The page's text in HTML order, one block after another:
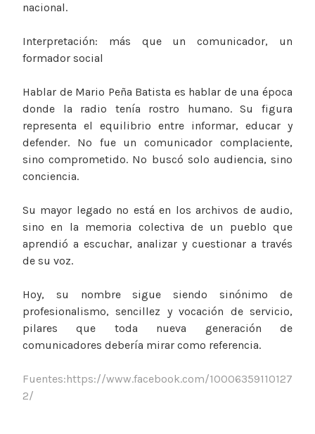
nacional.
Interpretación: más que un comunicador, un
formador social
Hablar de Mario Peña Batista es hablar de una época
donde la radio tenía rostro humano. Su figura
representa el equilibrio entre informar, educar y
defender. No fue un comunicador complaciente,
sino comprometido. No buscó solo audiencia, sino
conciencia.
Su mayor legado no está en los archivos de audio,
sino en la memoria colectiva de un pueblo que
aprendió a escuchar, analizar y cuestionar a través
de su voz.
Hoy, su nombre sigue siendo sinónimo de
profesionalismo, sencillez y vocación de servicio,
pilares que toda nueva generación de
comunicadores debería mirar como referencia.
Fuentes:https://www.facebook.com/10006359110127
2/